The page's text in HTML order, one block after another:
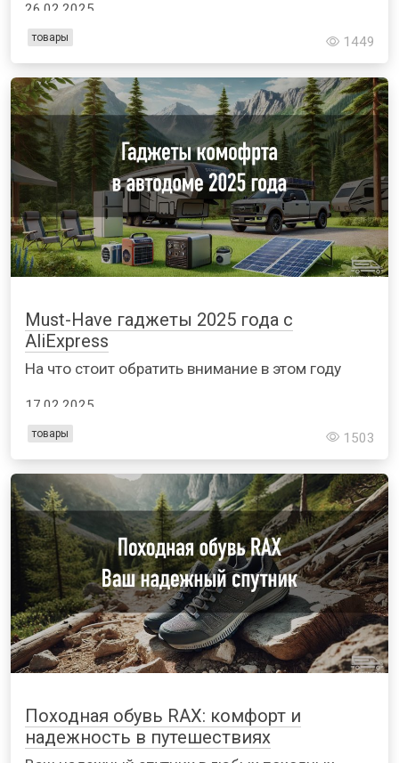
26.02.2025
товары 1449
Must-Have гаджеты 2025 года с
AliExpress
На что стоит обратить внимание в этом году
17.02.2025
товары 1503
Походная обувь RAX: комфорт и
надежность в путешествиях